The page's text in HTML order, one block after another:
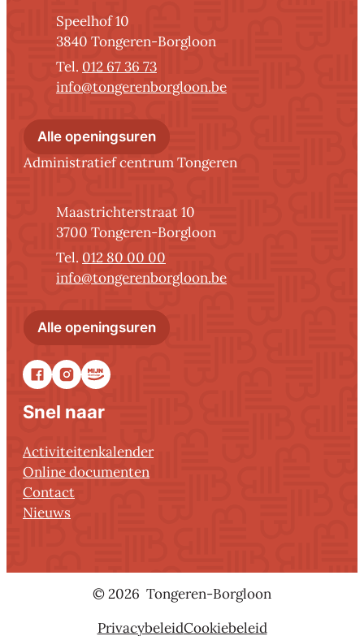
AdresSpeelhof 10
,3840 Tongeren-Borgloon
012 67 36 73
E-mailinfo@tongerenborgloon.be
Alle openingsurenAdministratief centrum
Administratief centrum Tongeren
AdresMaastrichterstraat 10
,3700 Tongeren-Borgloon
012 80 00 00
E-mailinfo@tongerenborgloon.be
Alle openingsurenAdministratief centrum
Snel naar
Activiteitenkalender
Online documenten
Contact
Nieuws
Facebook
InstagramStadsapp
© 2026 Tongeren-Borgloon
PrivacybeleidCookiebeleid